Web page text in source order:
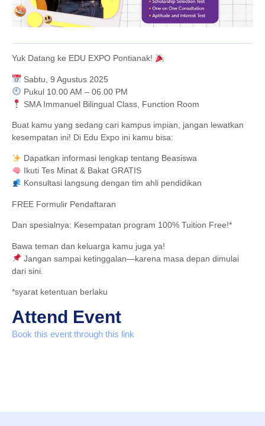
Yuk Datang ke EDU EXPO Pontianak!
Sabtu, 9 Agustus 2025
Pukul 10.00 AM – 06.00 PM
SMA Immanuel Bilingual Class, Function Room
Buat kamu yang sedang cari kampus impian, jangan lewatkan
kesempatan ini! Di Edu Expo ini kamu bisa:
Dapatkan informasi lengkap tentang Beasiswa
Ikuti Tes Minat & Bakat GRATIS
Konsultasi langsung dengan tim ahli pendidikan
FREE Formulir Pendaftaran
Dan spesialnya: Kesempatan program 100% Tuition Free!*
Bawa teman dan keluarga kamu juga ya!
Jangan sampai ketinggalan—karena masa depan dimulai
dari sini.
*syarat ketentuan berlaku
Attend Event
Book this event through this link